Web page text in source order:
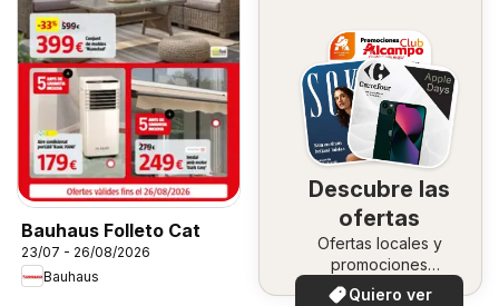
Bauhaus Folleto Cat
23/07 - 26/08/2026
Bauhaus
Descubre las
ofertas
Ofertas locales y
promociones
especiales.
Quiero ver